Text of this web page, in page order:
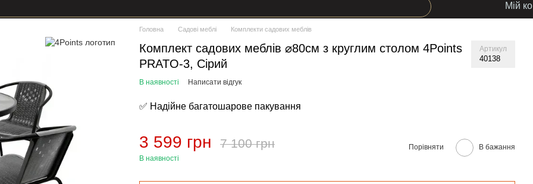
Мій
Головна Садові меблі Комплекти садових меблів
Комплект садових меблів ⌀80см з круглим столом 4Points
PRATO-3, Сірий
Артикул
40138
В наявності Написати відгук
✅ Надійне багатошарове пакування
3 599 грн 7 100 грн
В наявності
Порівняти В бажання